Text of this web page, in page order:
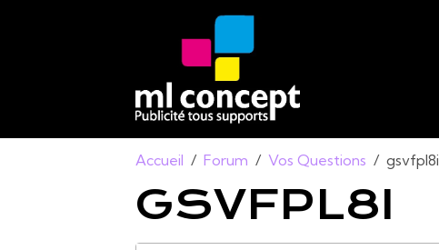
Accueil Forum Vos Questions gsvfpl8i
GSVFPL8I